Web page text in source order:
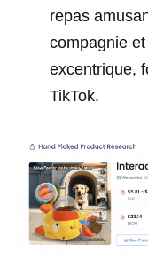
repas
compagnie
excentrique,
TikTok.